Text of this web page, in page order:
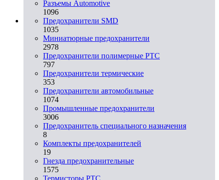
Разъeмы Automotive
1096
Предохранители SMD
1035
Миниатюрные предохранители
2978
Предохранители полимерные PTC
797
Предохранители термические
353
Предохранители автомобильные
1074
Промышленные предохранители
3006
Предохранитель специального назначения
8
Комплекты предохранителей
19
Гнезда предохранительные
1575
Термисторы PTC